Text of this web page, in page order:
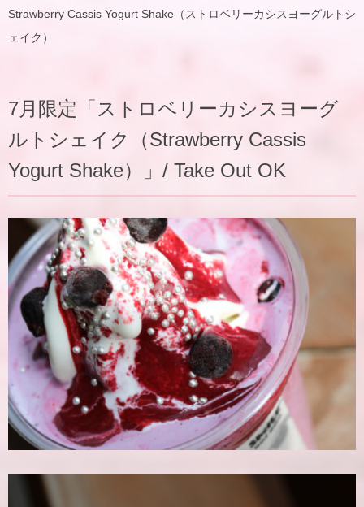
Strawberry Cassis Yogurt Shake（ストロベリーカシスヨーグルトシ
ェイク）
7月限定「ストロベリーカシスヨーグ
ルトシェイク（Strawberry Cassis
Yogurt Shake）」/ Take Out OK